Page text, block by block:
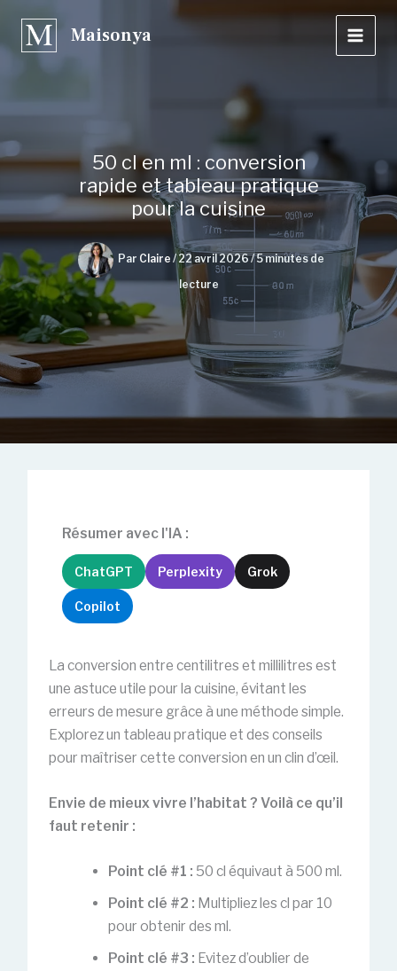
contenu
Maisonya
50 cl en ml : conversion
rapide et tableau pratique
pour la cuisine
Par Claire /22 avril 2026/5 minutes de
lecture
Résumer avec l'IA :
ChatGPT Perplexity Grok
Copilot
La conversion entre centilitres et millilitres est
une astuce utile pour la cuisine, évitant les
erreurs de mesure grâce à une méthode simple.
Explorez un tableau pratique et des conseils
pour maîtriser cette conversion en un clin d’œil.
Envie de mieux vivre l’habitat ? Voilà ce qu’il
faut retenir :
Point clé #1 : 50 cl équivaut à 500 ml.
Point clé #2 : Multipliez les cl par 10
pour obtenir des ml.
Point clé #3 : Evitez d’oublier de